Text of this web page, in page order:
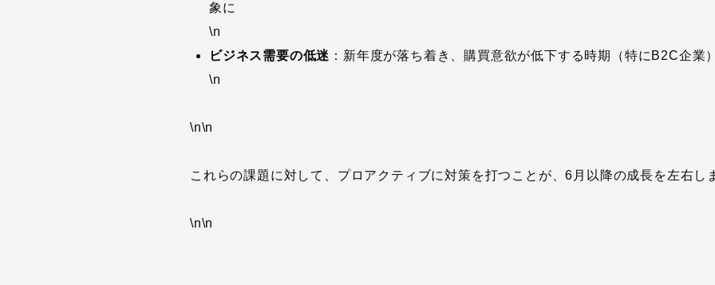
象に
\n
ビジネス需要の低迷 ：新年度が落ち着き、購買意欲が低下する時期（特にB2C企業）
\n
\n\n
これらの課題に対して、プロアクティブに対策を打つことが、6月以降の成長を左右し
\n\n